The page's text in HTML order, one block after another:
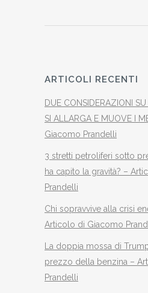
ARTICOLI RECENTI
DUE CONSIDERAZIONI
SI ALLARGA E MUOVE I
Giacomo Prandelli
3 stretti petroliferi sotto
ha capito la gravità? –
Prandelli
Chi sopravvive alla crisi
Articolo di Giacomo
La doppia mossa di
prezzo della benzina –
Prandelli